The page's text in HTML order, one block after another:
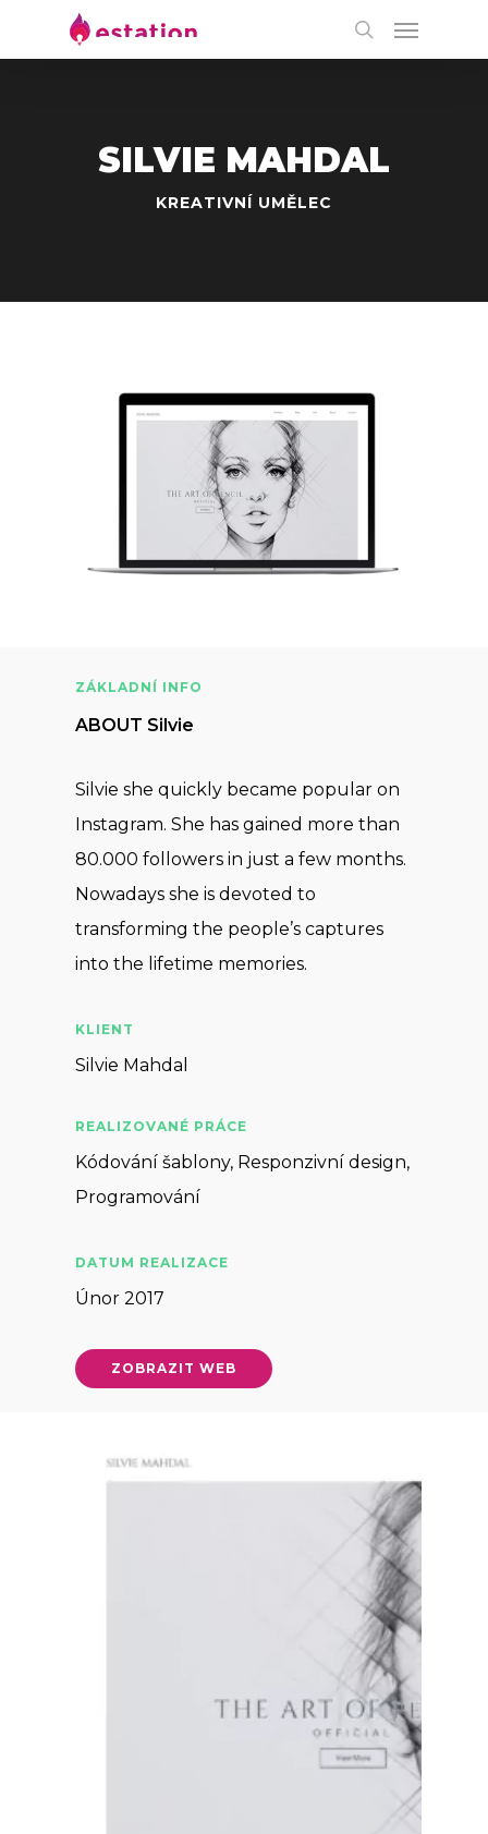
SILVIE MAHDAL
KREATIVNÍ UMĚLEC
ZÁKLADNÍ INFO
ABOUT Silvie
Silvie she quickly became popular on
Instagram. She has gained more than
80.000 followers in just a few months.
Nowadays she is devoted to
transforming the people’s captures
into the lifetime memories.
KLIENT
Silvie Mahdal
REALIZOVANÉ PRÁCE
Kódování šablony, Responzivní design,
Programování
DATUM REALIZACE
Únor 2017
ZOBRAZIT WEB